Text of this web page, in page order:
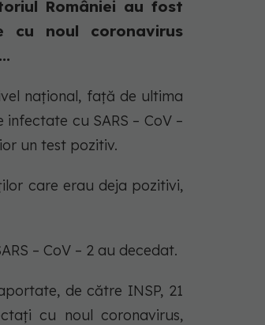
României au fost
cu noul coronavirus
național, față de ultima
cu SARS – CoV –
un test pozitiv.
care erau deja pozitivi,
– CoV – 2 au decedat.
de către INSP, 21
cu noul coronavirus,